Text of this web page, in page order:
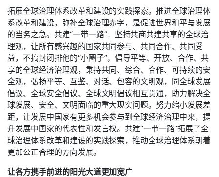
拓展全球治理体系改革和建设的实践探索。推进全球治理体
系改革和建设，弥补全球治理赤字，是促进世界和平与发展
的当务之急。共建“一带一路”，坚持共商共建共享的全球治
理观，让所有感兴趣的国家共同参与、共同合作、共同受
益，不搞封闭排他的“小圈子”。倡导平等、开放、合作、共
享的全球经济治理观，秉持共同、综合、合作、可持续的安
全观，弘扬平等、互鉴、对话、包容的文明观，同全球发展
倡议、全球安全倡议、全球文明倡议相互贯通，助力解决全
球发展、安全、文明面临的重大现实问题。努力缩小发展差
距，让发展中国家有更多机会参与到全球经济治理中来，提
升发展中国家的代表性和发言权。共建“一带一路”拓展了全
球治理体系改革和建设的实践探索，推动全球治理体系朝着
更加公正合理的方向发展。
让各方携手前进的阳光大道更加宽广